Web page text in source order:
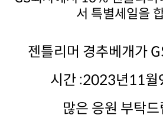
서 특별세일을
젠틀리머 경추베개가
시간 :2023년11월
많은 응원 부탁